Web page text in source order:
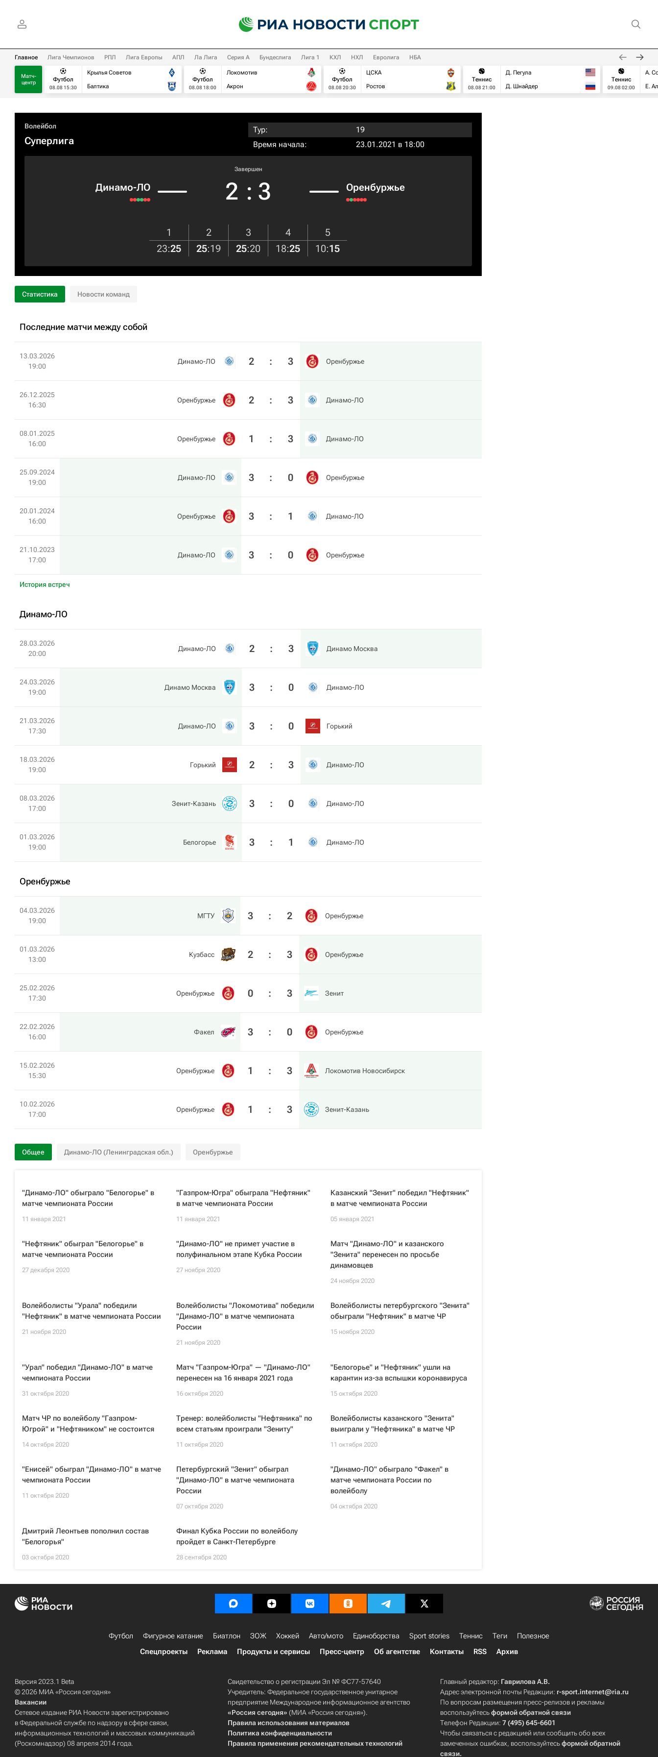
Главное Лига Чемпионов РПЛ Лига Европы АПЛ Ла Лига Серия А Бундеслига Лига 1 КХЛ НХЛ Евролига НБА
Матч-
центр
Футбол
08.08 15:30
Крылья Советов
Балтика
Футбол
08.08 18:00
Локомотив
Акрон
Футбол
08.08 20:30
ЦСКА
Ростов
Теннис
08.08 21:00
Д. Пегула
Д. Шнайдер
Теннис
09.08 02:00
А.
Е.
Волейбол
Суперлига
Тур:
19
Время начала:
23.01.2021 в 18:00
Динамо-ЛО
Завершен
2 : 3 Оренбуржье
1 2 3 4
5
23:25 25:19 25:20 18:25 10:15
Статистика Новости команд
Последние матчи между собой
13.03.2026
19:00
Динамо-ЛО 2 : 3 Оренбуржье
26.12.2025
16:30
Оренбуржье 2 : 3 Динамо-ЛО
08.01.2025
16:00
Оренбуржье 1 : 3 Динамо-ЛО
25.09.2024
19:00
Динамо-ЛО 3 : 0 Оренбуржье
20.01.2024
16:00
Оренбуржье 3 : 1 Динамо-ЛО
21.10.2023
17:00
Динамо-ЛО 3 : 0 Оренбуржье
История встреч
Динамо-ЛО
28.03.2026
20:00
Динамо-ЛО 2 : 3 Динамо Москва
24.03.2026
19:00
Динамо Москва 3 : 0 Динамо-ЛО
21.03.2026
17:30
Динамо-ЛО 3 : 0 Горький
18.03.2026
19:00
Горький 2 : 3 Динамо-ЛО
08.03.2026
17:00
Зенит-Казань 3 : 0 Динамо-ЛО
01.03.2026
19:00
Белогорье 3 : 1 Динамо-ЛО
Оренбуржье
04.03.2026
19:00
МГТУ 3 : 2 Оренбуржье
01.03.2026
13:00
Кузбасс 2 : 3 Оренбуржье
25.02.2026
17:30
Оренбуржье 0 : 3 Зенит
22.02.2026
16:00
Факел 3 : 0 Оренбуржье
15.02.2026
15:30
Оренбуржье 1 : 3 Локомотив Новосибирск
10.02.2026
17:00
Оренбуржье 1 : 3 Зенит-Казань
Общее Динамо-ЛО (Ленинградская обл.) Оренбуржье
"Динамо-ЛО" обыграло "Белогорье" в
матче чемпионата России
11 января 2021
"Газпром-Югра" обыграла "Нефтяник"
в матче чемпионата России
11 января 2021
Казанский "Зенит" победил "Нефтяник"
в матче чемпионата России
05 января 2021
"Нефтяник" обыграл "Белогорье" в
матче чемпионата России
27 декабря 2020
"Динамо-ЛО" не примет участие в
полуфинальном этапе Кубка России
27 ноября 2020
Матч "Динамо-ЛО" и казанского
"Зенита" перенесен по просьбе
динамовцев
24 ноября 2020
Волейболисты "Урала" победили
"Нефтяник" в матче чемпионата России
21 ноября 2020
Волейболисты "Локомотива" победили
"Динамо-ЛО" в матче чемпионата
России
21 ноября 2020
Волейболисты петербургского "Зенита"
обыграли "Нефтяник" в матче ЧР
15 ноября 2020
"Урал" победил "Динамо-ЛО" в матче
чемпионата России
31 октября 2020
Матч "Газпром-Югра" — "Динамо-ЛО"
перенесен на 16 января 2021 года
16 октября 2020
"Белогорье" и "Нефтяник" ушли на
карантин из-за вспышки коронавируса
15 октября 2020
Матч ЧР по волейболу "Газпром-
Югрой" и "Нефтяником" не состоится
14 октября 2020
Тренер: волейболисты "Нефтяника" по
всем статьям проиграли "Зениту"
11 октября 2020
Волейболисты казанского "Зенита"
выиграли у "Нефтяника" в матче ЧР
11 октября 2020
"Енисей" обыграл "Динамо-ЛО" в матче
чемпионата России
11 октября 2020
Петербургский "Зенит" обыграл
"Динамо-ЛО" в матче чемпионата
России
07 октября 2020
"Динамо-ЛО" обыграло "Факел" в
матче чемпионата России по
волейболу
04 октября 2020
Дмитрий Леонтьев пополнил состав
"Белогорья"
03 октября 2020
Финал Кубка России по волейболу
пройдет в Санкт-Петербурге
28 сентября 2020
Футбол Фигурное катание Биатлон ЗОЖ Хоккей Авто/мото Единоборства Sport stories Теннис Теги
Полезное
Спецпроекты
Реклама Продукты и сервисы Пресс-центр Об агентстве Контакты RSS Архив
Версия 2023.1 Beta
© 2026 МИА «Россия сегодня»
Вакансии
Сетевое издание РИА Новости зарегистрировано
в Федеральной службе по надзору в сфере связи,
информационных технологий и массовых коммуникаций
(Роскомнадзор) 08 апреля 2014 года.
Свидетельство о регистрации Эл № ФС77-57640
Учредитель: Федеральное государственное унитарное
предприятие Международное информационное агентство
«Россия сегодня» (МИА «Россия сегодня»).
Правила использования материалов
Политика конфиденциальности
Правила применения рекомендательных технологий
Главный редактор: Гаврилова А.В.
Адрес электронной почты Редакции: r-sport.internet@ria.ru
По вопросам размещения пресс-релизов и рекламы
воспользуйтесьформой обратной связи
Телефон Редакции:7 (495) 645-6601
Чтобы связаться с редакцией или сообщить обо всех
замеченных ошибках, воспользуйтесьформой обратной
связи.